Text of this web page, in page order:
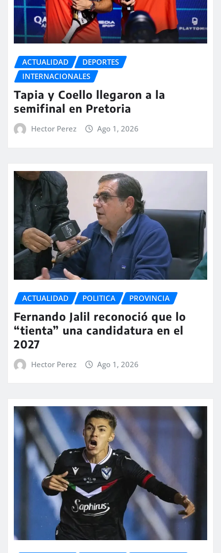
ACTUALIDAD
DEPORTES
INTERNACIONALES
Tapia y Coello llegaron a la
semifinal en Pretoria
Hector Perez Ago 1, 2026
ACTUALIDAD POLITICA PROVINCIA
Fernando Jalil reconoció que lo
“tienta” una candidatura en el
2027
Hector Perez Ago 1, 2026